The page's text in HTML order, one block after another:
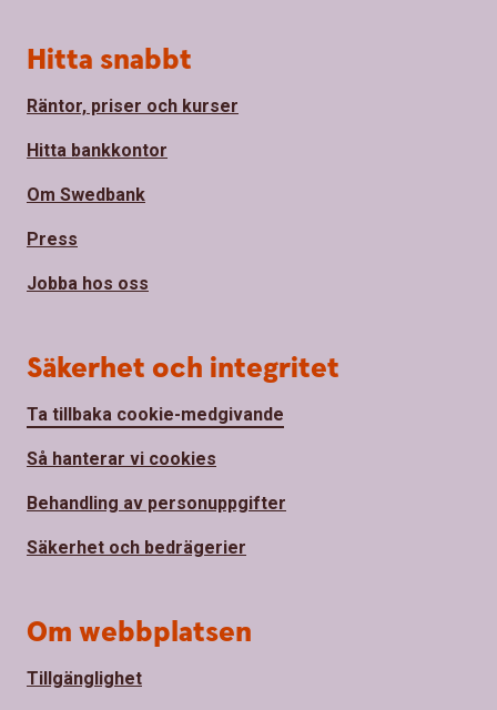
Hitta snabbt
Räntor, priser och kurser
Hitta bankkontor
Om Swedbank
Press
Jobba hos oss
Säkerhet och integritet
Ta tillbaka cookie-medgivande
Så hanterar vi cookies
Behandling av personuppgifter
Säkerhet och bedrägerier
Om webbplatsen
Tillgänglighet